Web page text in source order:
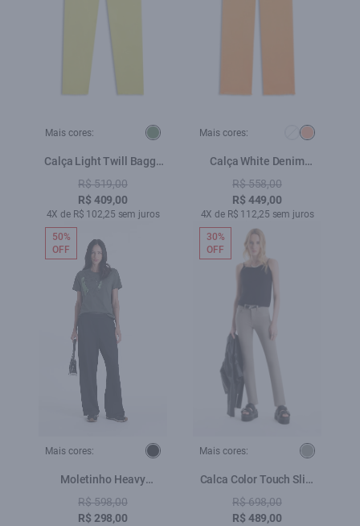
Mais cores:
Calça Light Twill Baggy
Lemon
R$ 519,00
R$ 409,00
4X de R$ 102,25 sem juros
Mais cores:
Calça White Denim
Pessego
R$ 558,00
R$ 449,00
4X de R$ 112,25 sem juros
Mais cores:
Moletinho Heavy
Patheph Preto
R$ 598,00
R$ 298,00
50%
OFF
Mais cores:
Calca Color Touch Slim
Hemp
R$ 698,00
R$ 489,00
30%
OFF